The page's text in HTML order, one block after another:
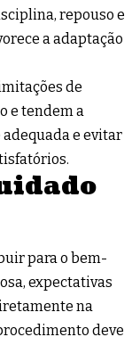
repouso e
a adaptação
de
e tendem a
e evitar
para o bem-
expectativas
na
deve